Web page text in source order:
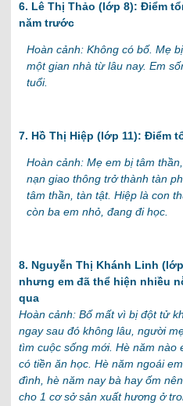
6. Lê Thị Thảo (lớp 8): Điểm
năm trước
Hoàn cảnh: Không có bố. Mẹ
một gian nhà từ lâu nay. Em
tuổi.
7. Hồ Thị Hiệp (lớp 11): Điểm
Hoàn cảnh: Mẹ em bị tâm
nạn giao thông trở thành tàn
tâm thần, tàn tật. Hiệp là con
còn ba em nhỏ, đang đi học.
8. Nguyễn Thị Khánh Linh
nhưng em đã thể hiện nhiều
qua
Hoàn cảnh: Bố mất vì bị đột tử
ngay sau đó không lâu, người
tìm cuộc sống mới. Hè năm nào
có tiền ăn học. Hè năm ngoái
đình, hè năm nay bà hay ốm
cho 1 cơ sở sản xuất hương ở